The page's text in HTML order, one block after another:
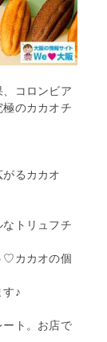
コロンビア
のカカオチ
るカカオ
トリュフチ
♡カカオの個
す♪
ート。お店で